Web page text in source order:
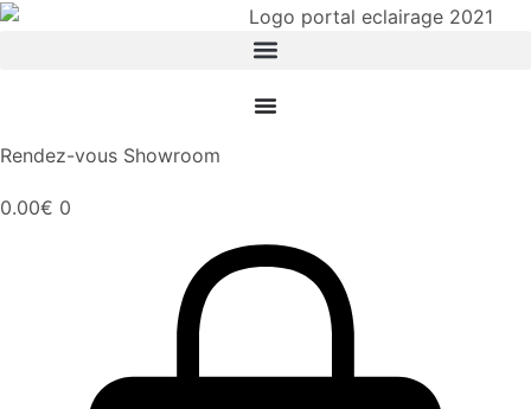
Aller
Rendez-vous Showroom
0.00€ 0